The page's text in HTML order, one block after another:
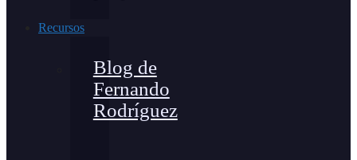
Recursos
Blog de
Fernando
Rodríguez